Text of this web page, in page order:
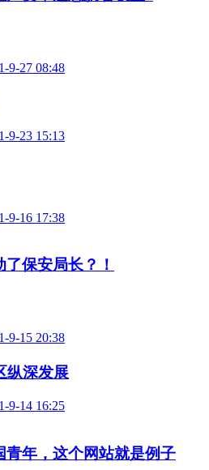
9-27 08:48
9-23 15:13
9-16 17:38
保安局长？！
9-15 20:38
纵深发展
9-14 16:25
青年，这个网站就是例子